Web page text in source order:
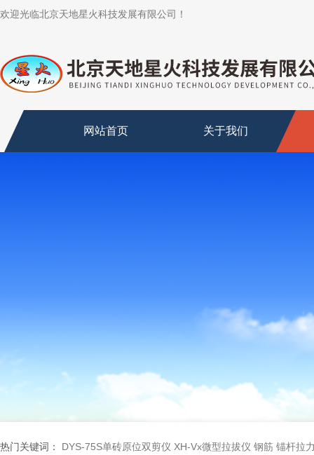
欢迎光临北京天地星火科技发展有限公司！
网站首页 关于我们
热门关键词： DYS-75S单砖原位双剪仪 XH-Vx微型拉拔仪 钢筋 锚杆拉